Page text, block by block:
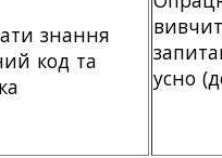
знання
код та
усно